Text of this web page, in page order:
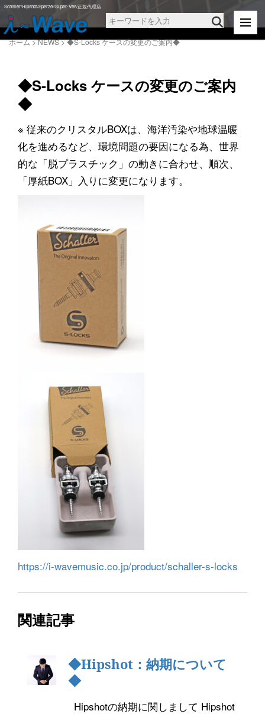
Schaller/Hipshot/Sperzel/Super-Vee/正規代理店
ホーム>NEWS>◆S-Locks ケースの変更のご案内◆
◆S-Locks ケースの変更のご案内
◆
※ 従来のクリスタルBOXは、海洋汚染や地球温暖
化を進めるなど、環境問題の要因になる為、世界
的な「脱プラスチック」の動きに合わせ、順次、
「厚紙BOX」入りに変更になります。
https://i-wavemusic.co.jp/product/schaller-s-locks
関連記事
◆Hipshot：納期について
◆
Hipshotの納期に関しまして Hipshot